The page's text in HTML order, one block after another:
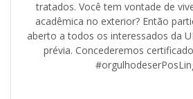
tratados. Você tem vontade de
acadêmica no exterior? Então
aberto a todos os interessados da
prévia. Concederemos